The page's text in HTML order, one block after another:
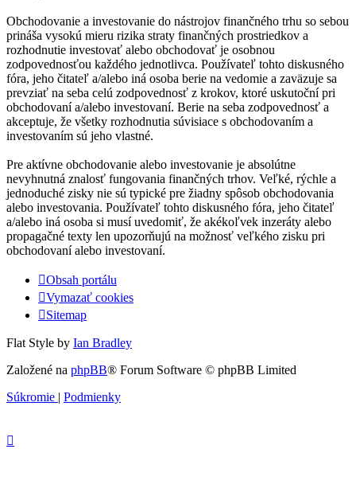
Obchodovanie a investovanie do nástrojov finančného trhu so sebou
prináša vysokú mieru rizika straty finančných prostriedkov a
rozhodnutie investovať alebo obchodovať je osobnou
zodpovednosťou každého jednotlivca. Používateľ tohto diskusného
fóra, jeho čitateľ a/alebo iná osoba berie na vedomie a zaväzuje sa
prevziať na seba celú zodpovednosť z krokov, ktoré uskutoční pri
obchodovaní a/alebo investovaní. Berie na seba zodpovednosť a
akceptuje, že všetky rozhodnutia súvisiace s obchodovaním a
investovaním sú jeho vlastné.
Pre aktívne obchodovanie alebo investovanie je absolútne
nevyhnutná znalosť fungovania finančných trhov. Veľké, rýchle a
jednoduché zisky nie sú typické pre žiadny spôsob obchodovania
alebo investovania. Používateľ tohto diskusného fóra, jeho čitateľ
a/alebo iná osoba si musí uvedomiť, že akékoľvek inzeráty alebo
propagačné texty len upozorňujú na možnosť veľkého zisku pri
obchodovaní alebo investovaní.
Obsah portálu
Vymazať cookies
Sitemap
Flat Style by Ian Bradley
Založené na phpBB® Forum Software © phpBB Limited
Súkromie | Podmienky